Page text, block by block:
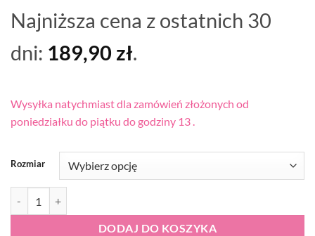
219,90 zł.189,90 zł.
Najniższa cena z ostatnich 30
dni: 189,90 zł.
Wysyłka natychmiast dla zamówień złożonych od
poniedziałku do piątku do godziny 13 .
Rozmiar
DODAJ DO KOSZYKA